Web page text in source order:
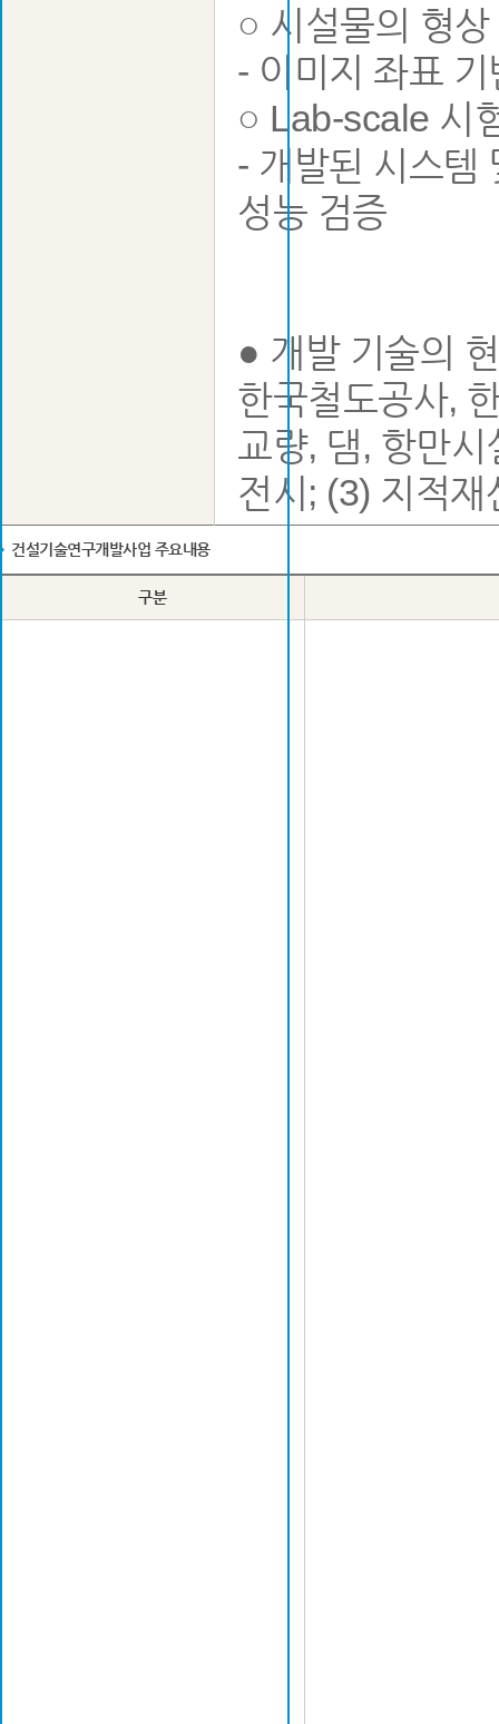
○ 시설물의 형
- 이미지 좌표
○ Lab-scale 시
- 개발된 시스템
성능 검증
● 개발 기술의
한국철도공사,
교량, 댐, 항만
전시; (3) 지적
건설기술연구개발사업 주요내용
구분